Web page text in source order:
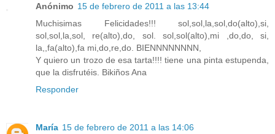
Anónimo 15 de febrero de 2011 a las 13:44
Muchisimas Felicidades!!! sol,sol,la,sol,do(alto),si,
sol,sol,la,sol, re(alto),do, sol. sol,sol(alto),mi ,do,do, si,
la,,fa(alto),fa mi,do,re,do. BIENNNNNNNN,
Y quiero un trozo de esa tarta!!!! tiene una pinta estupenda,
que la disfrutéis. Bikiños Ana
Responder
María 15 de febrero de 2011 a las 14:06